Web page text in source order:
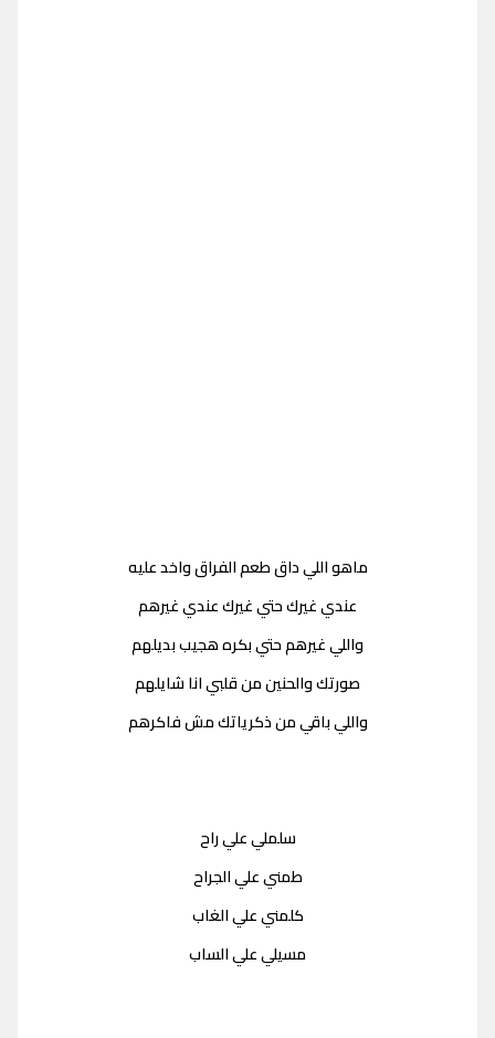
ماهو اللي داق طعم الفراق واخد عليه
عندي غيرك حتي غيرك عندي غيرهم
واللي غيرهم حتي بكره هجيب بديلهم
صورتك والحنين من قلبي انا شايلهم
واللي باقي من ذكرياتك مش فاكرهم
سلملي علي راح
طمني علي الجراح
كلمني علي الغاب
مسيلي علي الساب